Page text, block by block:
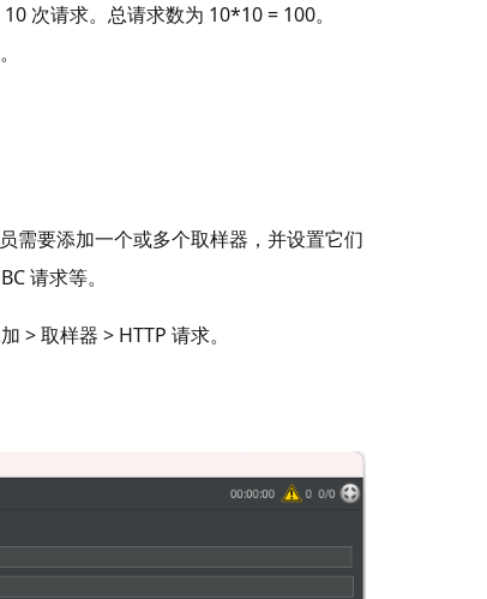
次请求。总请求数为 10*10 = 100。
需要添加一个或多个取样器，并设置它们
请求等。
> 取样器 > HTTP 请求。